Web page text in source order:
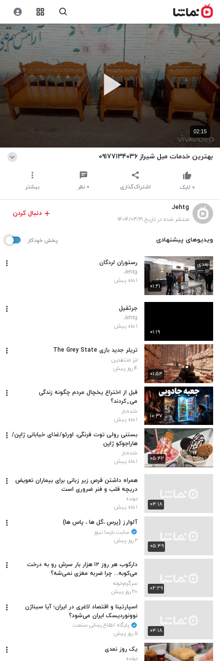
02:15
بهترین خدمات مبل شیراز ۰۹۱۷۷۱۳۴۰۳۶
اشتراک‌گذاری ۰ نظر بیشتر ۰ لایک
Jehtg
منتشر شده در تاریخ ۱۴۰۴/۰۳/۲۱
دنبال کردن
ویدیوهای پیشنهادی پخش خودکار
۰۱:۲۱
بعدی رستوران لردگان
Jehtg
۱ ماه پیش
۰۱:۱۹
جرثقیل
Jehtg
۱ ماه پیش
۰۱:۵۴
تریلر جدید بازی The Grey State
لنز منتقدین
۴ روز پیش
۱۰:۳۷
قبل از اختراع یخچال مردم چگونه زندگی
می_کردند؟
خنده‌بار
۱ ماه پیش
۰۵:۴۲
بستنی رولی توت فرنگی، اورئو/غذای خیابانی ژاپن/
هاراجوکو ژاپن
خنده‌بار
۱ ماه پیش
۰۴:۱۸
همراه داشتن قرص زیر زبانی برای بیماران تعویض
دریچه قلب و فنر ضروری است
دونده
۱ ماه پیش
۰۵:۴۹
آلوارز (پرس ،گل ها ، پاس ها)
سایت بارسا نیوز
۲ روز پیش
۰۲:۲۹
دارکوب هر روز ۱۲ هزار بار سرش رو به درخت
می‌کوبه... چرا ضربه مغزی نمی‌شه؟
سرگرم‌خونه
۲۰ روز پیش
۰۴:۱۸
اسپارتینا و اقتصاد لاغری در ایران؛ آیا سیناژن
نوونوردیسک ایران می‌شود؟
پایگاه اطلاع رسانی صنعت
۵ روز پیش
یک روز نمدی
دونده